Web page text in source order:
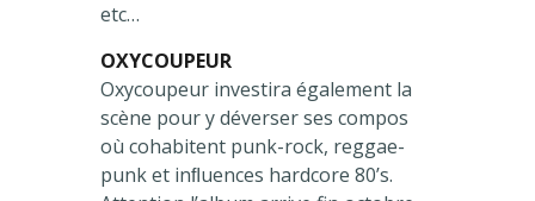
etc…
OXYCOUPEUR
Oxycoupeur investira également la
scène pour y déverser ses compos
où cohabitent punk-rock, reggae-
punk et inﬂuences hardcore 80’s.